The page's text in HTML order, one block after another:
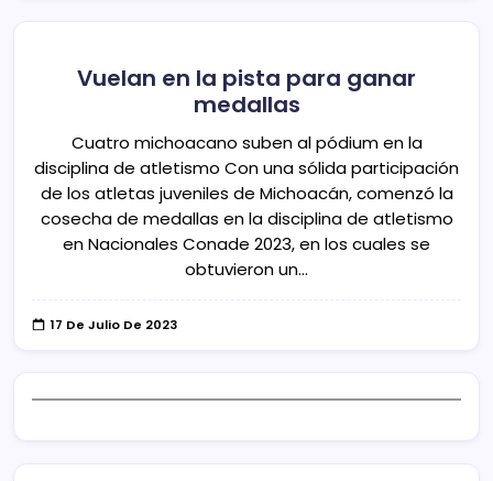
Vuelan en la pista para ganar
medallas
Cuatro michoacano suben al pódium en la
disciplina de atletismo Con una sólida participación
de los atletas juveniles de Michoacán, comenzó la
cosecha de medallas en la disciplina de atletismo
en Nacionales Conade 2023, en los cuales se
obtuvieron un…
17 De Julio De 2023